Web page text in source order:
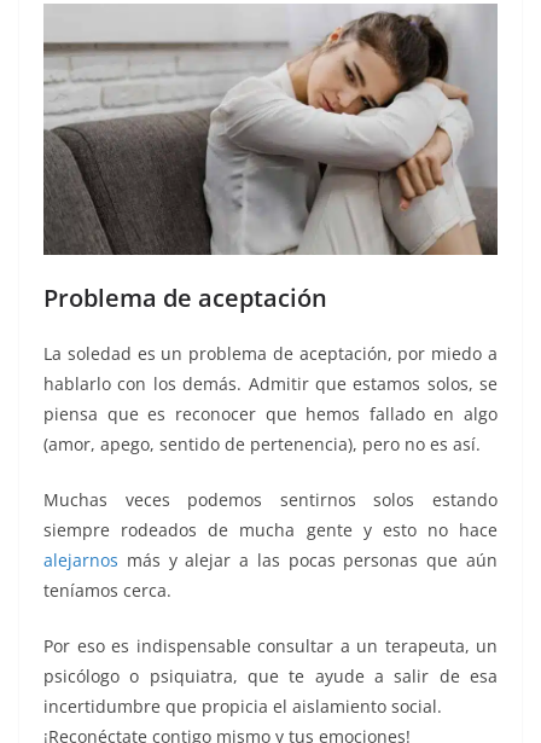
Problema de aceptación
La soledad es un problema de aceptación, por miedo a
hablarlo con los demás. Admitir que estamos solos, se
piensa que es reconocer que hemos fallado en algo
(amor, apego, sentido de pertenencia), pero no es así.
Muchas veces podemos sentirnos solos estando
siempre rodeados de mucha gente y esto no hace
alejarnos más y alejar a las pocas personas que aún
teníamos cerca.
Por eso es indispensable consultar a un terapeuta, un
psicólogo o psiquiatra, que te ayude a salir de esa
incertidumbre que propicia el aislamiento social.
¡Reconéctate contigo mismo y tus emociones!